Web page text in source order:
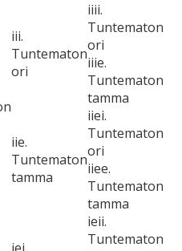
iii.
Tuntematon
ori
iiii.
Tuntematon
ori
iiie.
Tuntematon
tamma
iie.
Tuntematon
tamma
iiei.
Tuntematon
ori
iiee.
Tuntematon
tamma
ieii.
Tuntematon